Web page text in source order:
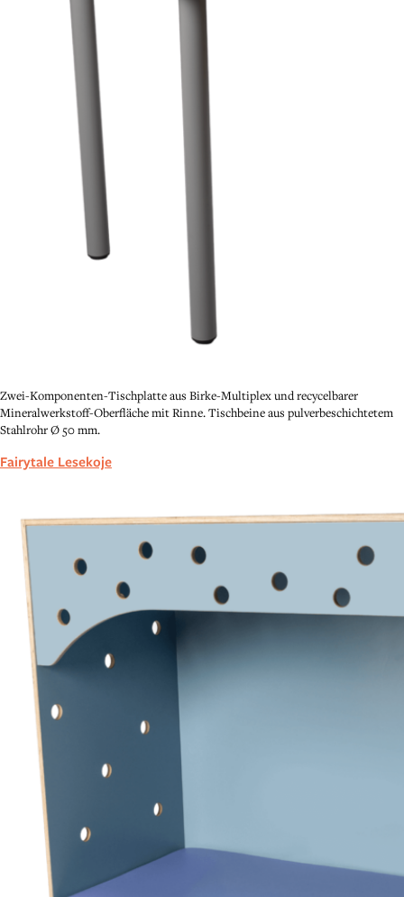
Zwei-Komponenten-Tischplatte aus Birke-Multiplex und recycelbarer
Mineralwerkstoff-Oberfläche mit Rinne. Tischbeine aus pulverbeschichtetem
Stahlrohr Ø 50 mm.
Fairytale Lesekoje